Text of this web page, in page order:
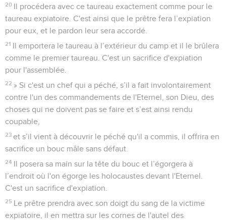
20
Il procédera avec ce taureau exactement comme pour le
taureau expiatoire. C'est ainsi que le prêtre fera l’expiation
pour eux, et le pardon leur sera accordé.
21
Il emportera le taureau à l’extérieur du camp et il le brûlera
comme le premier taureau. C'est un sacrifice d'expiation
pour l'assemblée.
22 » Si c'est un chef qui a péché, s’il a fait involontairement
contre l'un des commandements de l'Eternel, son Dieu, des
choses qui ne doivent pas se faire et s’est ainsi rendu
coupable,
23 et s’il vient à découvrir le péché qu'il a commis, il offrira en
sacrifice un bouc mâle sans défaut.
24
Il posera sa main sur la tête du bouc et l’égorgera à
l’endroit où l'on égorge les holocaustes devant l'Eternel.
C'est un sacrifice d'expiation.
25
Le prêtre prendra avec son doigt du sang de la victime
expiatoire, il en mettra sur les cornes de l'autel des